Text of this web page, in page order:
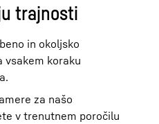
trajnosti
in okoljsko
vsakem koraku
za našo
v trenutnem poročilu